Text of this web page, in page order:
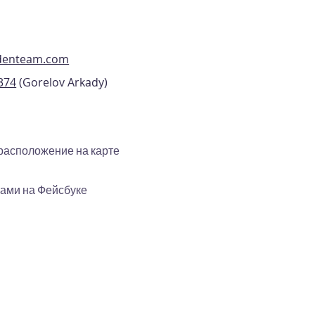
(Gorelov Arkady)
на карте
на Фейсбуке